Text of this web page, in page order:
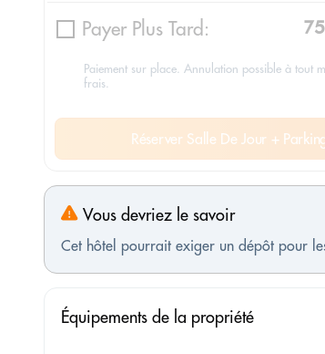
Payer Plus Tard:
Paiement sur place. Annulation possible à tout
frais.
Réserver Salle De Jour +
Vous devriez le savoir
Cet hôtel pourrait exiger un dépôt pour
Équipements de la propriété